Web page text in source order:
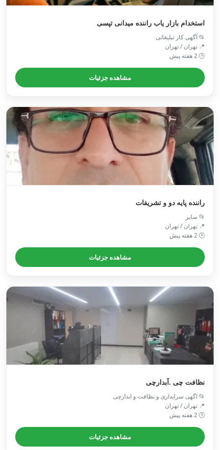
استخدام بازار یاب راننده میدانی تپسی
📂 آگهی کار تبلیغاتی
📍 تهران / تهران
🕒 2 هفته پیش
مشاهده جزئیات
راننده پایه دو و تشریفات
📂 سایر
📍 تهران / تهران
🕒 2 هفته پیش
مشاهده جزئیات
نظافت چی .آبدارچی
📂 اگهی سرایداری و نظافت و ابدارچی
📍 تهران / تهران
🕒 2 هفته پیش
مشاهده جزئیات